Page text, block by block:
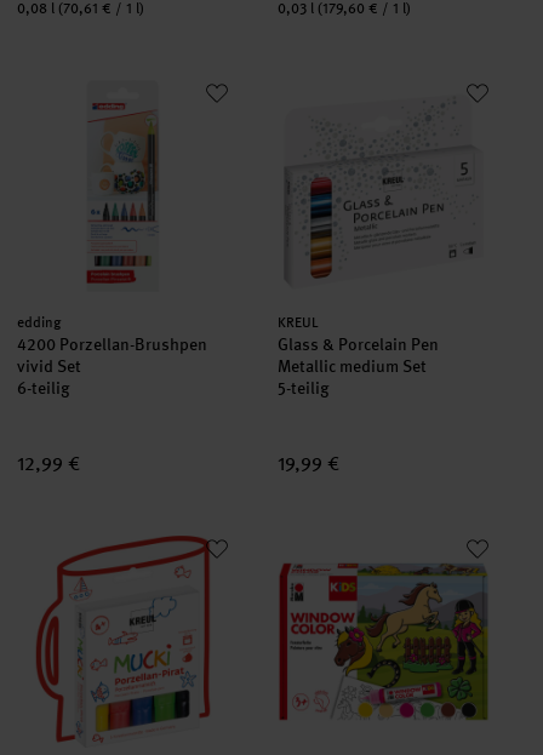
Inhalt:
0,08 l (70,61 € / 1 l) Inhalt:
0,03 l (179,60 € / 1 l)
4200 Porzellan-Brushpen vivid Set
Hersteller:
edding
4200 Porzellan-Brushpen
vivid Set
6-teilig
12,99 €
Glass & Porcelain Pen Metallic
Hersteller:
KREUL
Glass & Porcelain Pen
Metallic medium Set
5-teilig
19,99 €
MUCKI Porzellan-Pirat Porzellanmalstift SetKids Window Color Set Ponyhof